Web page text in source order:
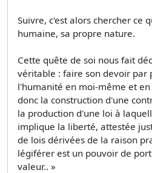
Suivre, c'est alors chercher ce
humaine, sa propre nature.
Cette quête de soi nous fait
véritable : faire son devoir par
l'humanité en moi-même et
donc la construction d'une
la production d'une loi à
implique la liberté, attestée
de lois dérivées de la raison
légiférer est un pouvoir de
valeur.. »